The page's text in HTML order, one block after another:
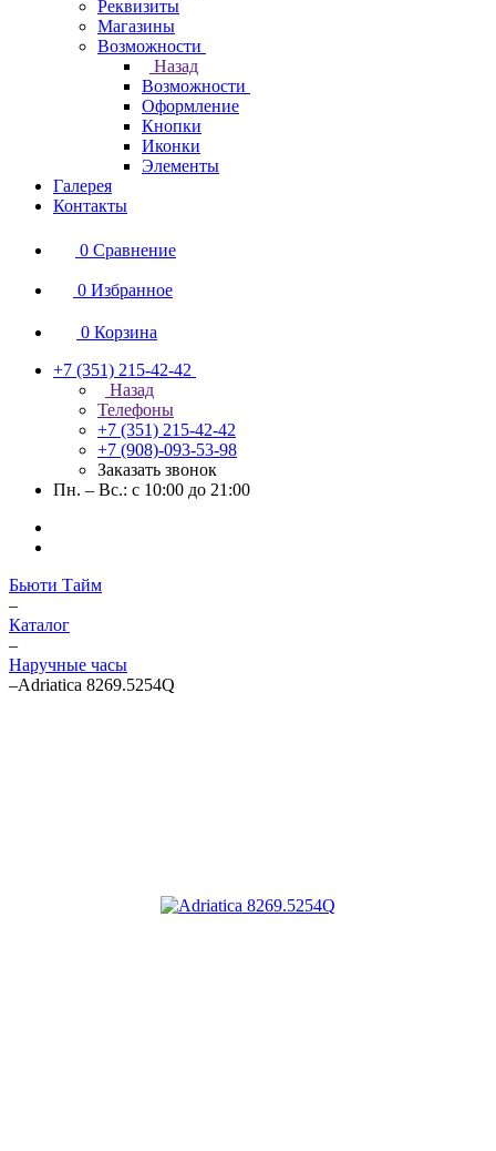
Реквизиты
Магазины
Возможности
Назад
Возможности
Оформление
Кнопки
Иконки
Элементы
Галерея
Контакты
0 Сравнение
0 Избранное
0 Корзина
+7 (351) 215-42-42
Назад
Телефоны
+7 (351) 215-42-42
+7 (908)-093-53-98
Заказать звонок
Пн. – Вс.: с 10:00 до 21:00
Бьюти Тайм
–
Каталог
–
Наручные часы
–Adriatica 8269.5254Q